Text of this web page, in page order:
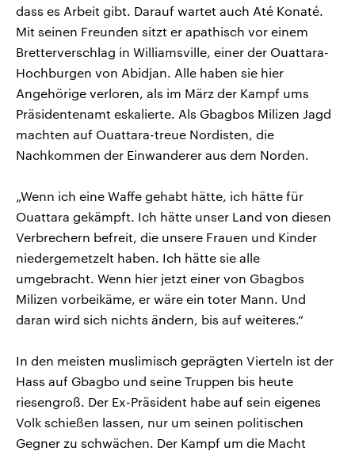
dass es Arbeit gibt. Darauf wartet auch Até Konaté.
Mit seinen Freunden sitzt er apathisch vor einem
Bretterverschlag in Williamsville, einer der Ouattara-
Hochburgen von Abidjan. Alle haben sie hier
Angehörige verloren, als im März der Kampf ums
Präsidentenamt eskalierte. Als Gbagbos Milizen Jagd
machten auf Ouattara-treue Nordisten, die
Nachkommen der Einwanderer aus dem Norden.
„Wenn ich eine Waffe gehabt hätte, ich hätte für
Ouattara gekämpft. Ich hätte unser Land von diesen
Verbrechern befreit, die unsere Frauen und Kinder
niedergemetzelt haben. Ich hätte sie alle
umgebracht. Wenn hier jetzt einer von Gbagbos
Milizen vorbeikäme, er wäre ein toter Mann. Und
daran wird sich nichts ändern, bis auf weiteres.“
In den meisten muslimisch geprägten Vierteln ist der
Hass auf Gbagbo und seine Truppen bis heute
riesengroß. Der Ex-Präsident habe auf sein eigenes
Volk schießen lassen, nur um seinen politischen
Gegner zu schwächen. Der Kampf um die Macht